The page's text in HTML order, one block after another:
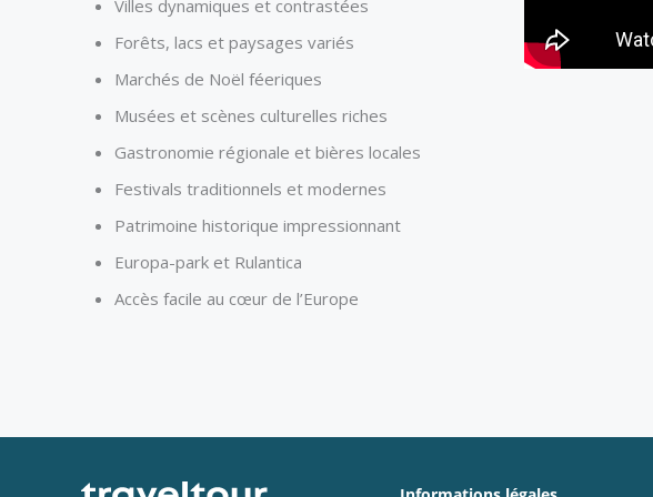
Villes dynamiques et contrastées
Forêts, lacs et paysages variés
Marchés de Noël féeriques
Musées et scènes culturelles riches
Gastronomie régionale et bières locales
Festivals traditionnels et modernes
Patrimoine historique impressionnant
Europa-park et Rulantica
Accès facile au cœur de l’Europe